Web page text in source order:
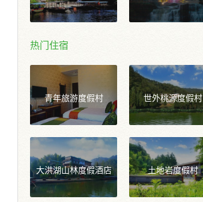
热门住宿
青年旅游度假村 世外桃源度假村
大洪湖山林度假酒店 土地岩度假村